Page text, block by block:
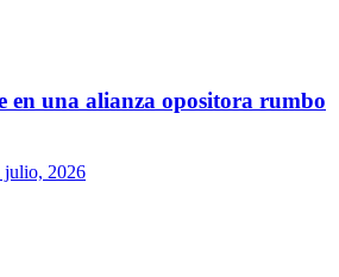
en una alianza opositora rumbo
julio, 2026